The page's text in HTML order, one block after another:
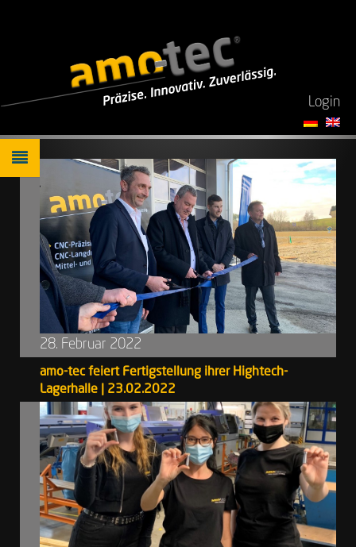
Login
28. Februar 2022
amo-tec feiert Fertigstellung ihrer Hightech-
Lagerhalle | 23.02.2022
Am vergangenen Mittwoch feiert die amo-tec
GmbH mit einer symbolischen Eröffnung die
Fertigstellung ihres Anbaus in der...